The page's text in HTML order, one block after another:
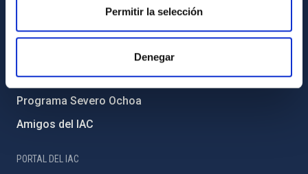
Permitir la selección
Denegar
Medio Ambiente y Sostenibilidad
Proyectos institucionales
Financiación externa
Programa Severo Ochoa
Amigos del IAC
PORTAL DEL IAC